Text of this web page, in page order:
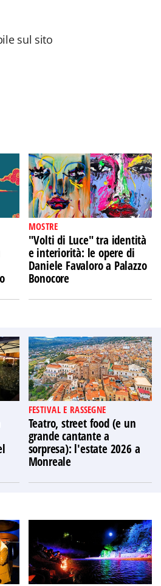
sul sito
MOSTRE
"Volti di Luce" tra identità
e interiorità: le opere di
Daniele Favaloro a Palazzo
Bonocore
FESTIVAL E RASSEGNE
Teatro, street food (e un
grande cantante a
sorpresa): l'estate 2026 a
Monreale